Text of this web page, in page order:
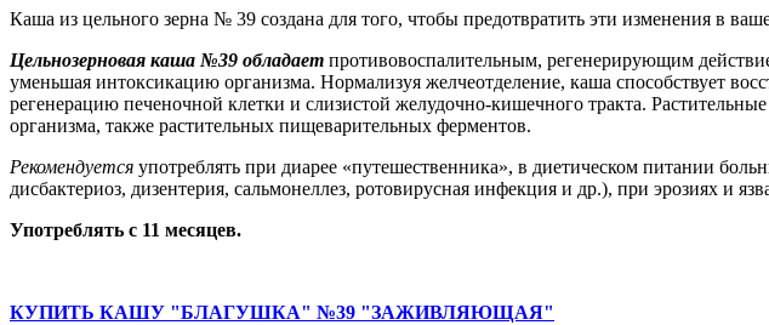
Каша из цельного зерна № 39 создана для того, чтобы предотвратить эти изменения в
Цельнозерновая каша №39 обладает противовоспалительным, регенерирующим
уменьшая интоксикацию организма. Нормализуя желчеотделение, каша способствует
регенерацию печеночной клетки и слизистой желудочно-кишечного тракта.
организма, также растительных пищеварительных ферментов.
Рекомендуется употреблять при диарее «путешественника», в диетическом питании
дисбактериоз, дизентерия, сальмонеллез, ротовирусная инфекция и др.), при эрозиях и
Употреблять с 11 месяцев.
КУПИТЬ КАШУ "БЛАГУШКА" №39 "ЗАЖИВЛЯЮЩАЯ"